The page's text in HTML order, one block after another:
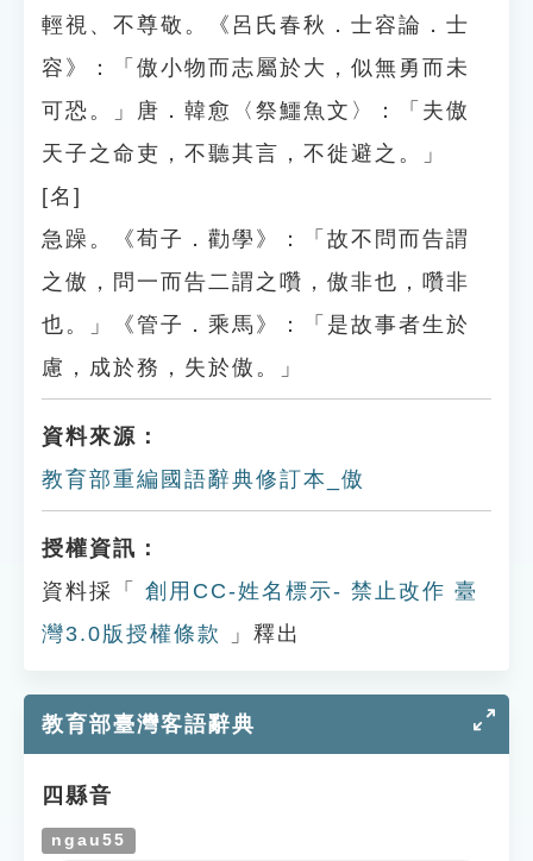
輕視、不尊敬。《呂氏春秋．士容論．士
容》：「傲小物而志屬於大，似無勇而未
可恐。」唐．韓愈〈祭鱷魚文〉：「夫傲
天子之命吏，不聽其言，不徙避之。」
[名]
急躁。《荀子．勸學》：「故不問而告謂
之傲，問一而告二謂之囋，傲非也，囋非
也。」《管子．乘馬》：「是故事者生於
慮，成於務，失於傲。」
資料來源：
教育部重編國語辭典修訂本_傲
授權資訊：
資料採「
創用CC-姓名標示- 禁止改作 臺
灣3.0版授權條款
」釋出
教育部臺灣客語辭典
四縣音
ngau55